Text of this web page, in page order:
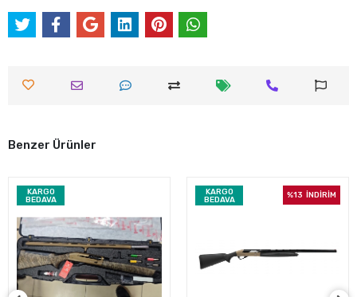
Benzer Ürünler
KARGO
BEDAVA
KARGO
BEDAVA
%13 İNDİRİM